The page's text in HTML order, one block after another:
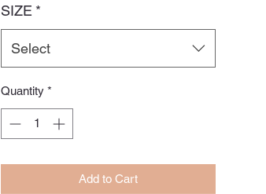
SIZE *
Select
Quantity *
Add to Cart